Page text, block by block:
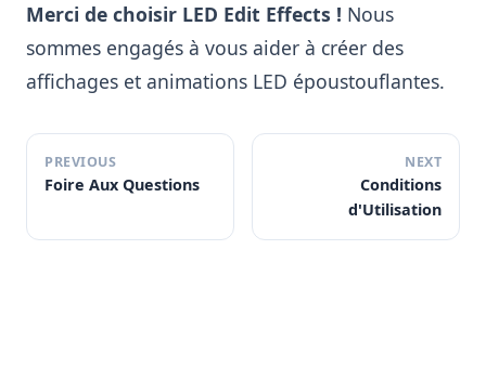
Merci de choisir LED Edit Effects ! Nous
sommes engagés à vous aider à créer des
affichages et animations LED époustouflantes.
PREVIOUS
Foire Aux Questions
NEXT
Conditions
d'Utilisation